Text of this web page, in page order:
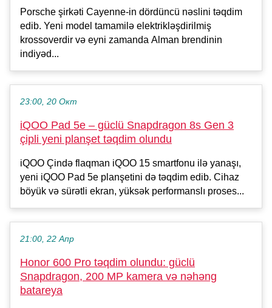
Porsche şirkəti Cayenne-in dördüncü nəslini təqdim
edib. Yeni model tamamilə elektrikləşdirilmiş
krossoverdir və eyni zamanda Alman brendinin
indiyəd...
23:00, 20 Окт
iQOO Pad 5e – güclü Snapdragon 8s Gen 3
çipli yeni planşet təqdim olundu
iQOO Çində flaqman iQOO 15 smartfonu ilə yanaşı,
yeni iQOO Pad 5e planşetini də təqdim edib. Cihaz
böyük və sürətli ekran, yüksək performanslı proses...
21:00, 22 Апр
Honor 600 Pro təqdim olundu: güclü
Snapdragon, 200 MP kamera və nəhəng
batareya